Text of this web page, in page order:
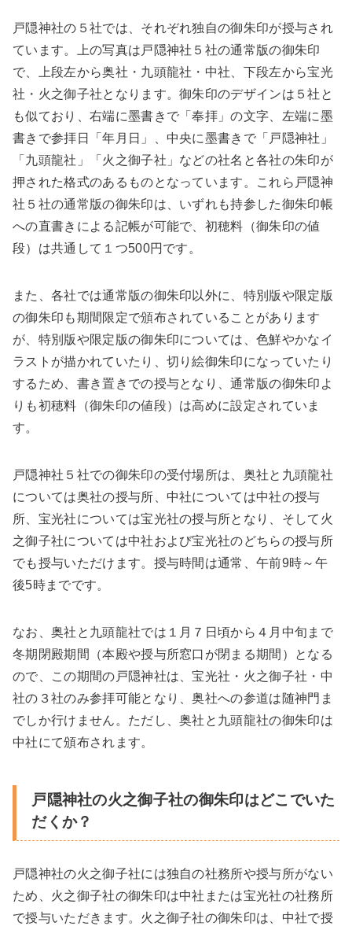
戸隠神社の５社では、それぞれ独自の御朱印が授与され
ています。上の写真は戸隠神社５社の通常版の御朱印
で、上段左から奥社・九頭龍社・中社、下段左から宝光
社・火之御子社となります。御朱印のデザインは５社と
も似ており、右端に墨書きで「奉拝」の文字、左端に墨
書きで参拝日「年月日」、中央に墨書きで「戸隠神社」
「九頭龍社」「火之御子社」などの社名と各社の朱印が
押された格式のあるものとなっています。これら戸隠神
社５社の通常版の御朱印は、いずれも持参した御朱印帳
への直書きによる記帳が可能で、初穂料（御朱印の値
段）は共通して１つ500円です。
また、各社では通常版の御朱印以外に、特別版や限定版
の御朱印も期間限定で頒布されていることがあります
が、特別版や限定版の御朱印については、色鮮やかなイ
ラストが描かれていたり、切り絵御朱印になっていたり
するため、書き置きでの授与となり、通常版の御朱印よ
りも初穂料（御朱印の値段）は高めに設定されていま
す。
戸隠神社５社での御朱印の受付場所は、奥社と九頭龍社
については奥社の授与所、中社については中社の授与
所、宝光社については宝光社の授与所となり、そして火
之御子社については中社および宝光社のどちらの授与所
でも授与いただけます。授与時間は通常、午前9時～午
後5時までです。
なお、奥社と九頭龍社では１月７日頃から４月中旬まで
冬期閉殿期間（本殿や授与所窓口が閉まる期間）となる
ので、この期間の戸隠神社は、宝光社・火之御子社・中
社の３社のみ参拝可能となり、奥社への参道は随神門ま
でしか行けません。ただし、奥社と九頭龍社の御朱印は
中社にて頒布されます。
戸隠神社の火之御子社の御朱印はどこでいた
だくか？
戸隠神社の火之御子社には独自の社務所や授与所がない
ため、火之御子社の御朱印は中社または宝光社の社務所
で授与いただきます。火之御子社の御朱印は、中社で授